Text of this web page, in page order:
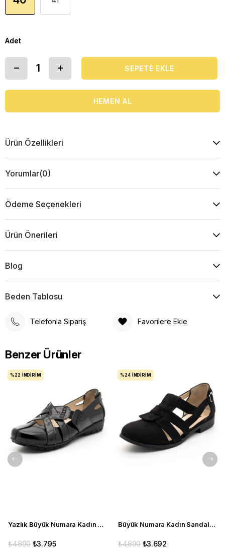
Adet
Ürün Özellikleri
Yorumlar(0)
Ödeme Seçenekleri
Ürün Önerileri
Blog
Beden Tablosu
Telefonla Sipariş Favorilere Ekle
Benzer Ürünler
Yazlık Büyük Numara Kadın Babet C1347 siyah
₺3.795
₺4.890
%22 İNDIRIM
Büyük Numara Kadın Sandalet Babet Ayakkabı 6259 siyah
₺3.692
₺4.890
%24 İNDIRIM